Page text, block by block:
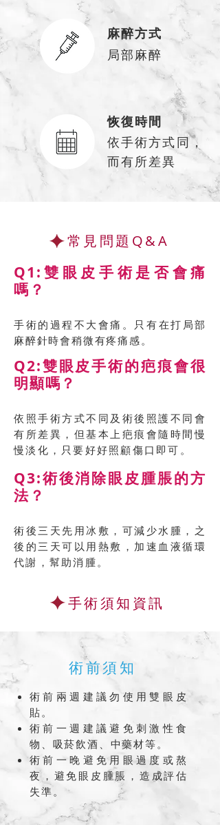
麻醉方式
局部麻醉
恢復時間
依手術方式同，
而有所差異
常見問題Q&A
Q1:雙眼皮手術是否會痛
嗎？
手術的過程不大會痛。只有在打局部
麻醉針時會稍微有疼痛感。
Q2:雙眼皮手術的疤痕會很
明顯嗎？
依照手術方式不同及術後照護不同會
有所差異，但基本上疤痕會隨時間慢
慢淡化，只要好好照顧傷口即可。
Q3:術後消除眼皮腫脹的方
法？
術後三天先用冰敷，可減少水腫，之
後的三天可以用熱敷，加速血液循環
代謝，幫助消腫。
手術須知資訊
術前兩週建議勿使用雙眼皮
貼。
術前一週建議避免刺激性食
物、吸菸飲酒、中藥材等。
術前一晚避免用眼過度或熬
夜，避免眼皮腫脹，造成評估
失準。
術前須知